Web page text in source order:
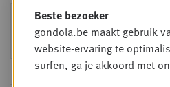
WOE
9
SEP
Foodservice -
business
Intro to Negotiation:
onderhandelingstafel is
Beste bezoeker
gondola.be maakt gebruik
website-ervaring te
surfen, ga je akkoord met